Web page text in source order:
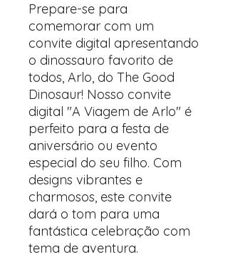
Prepare-se para
comemorar com um
convite digital apresentando
o dinossauro favorito de
todos, Arlo, do The Good
Dinosaur! Nosso convite
digital "A Viagem de Arlo" é
perfeito para a festa de
aniversário ou evento
especial do seu filho. Com
designs vibrantes e
charmosos, este convite
dará o tom para uma
fantástica celebração com
tema de aventura.